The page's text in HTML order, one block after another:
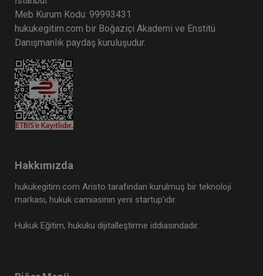
Meb Kurum Kodu: 99993431
hukukegitim.com bir Boğaziçi Akademi ve Enstitü
Danışmanlık paydaş kuruluşudur.
Hakkımızda
hukukegitim.com Aristo tarafından kurulmuş bir teknoloji
markası, hukuk camiasının yeni startup’ıdır.
Hukuk Eğitim, hukuku dijitalleştirme iddiasındadır.